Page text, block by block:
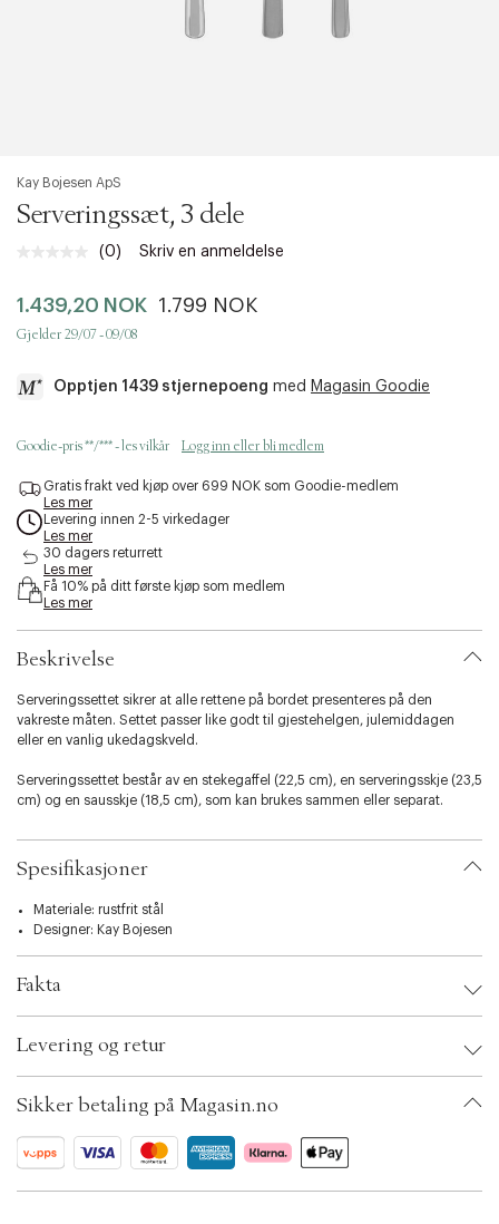
Kay Bojesen ApS
Serveringssæt, 3 dele
Ingen
Samme
sidelenke.
(0) Skriv en anmeldelse
1.439,20 NOK 1.799 NOK
Gjelder 29/07 - 09/08
Opptjen 1439 stjernepoeng med Magasin Goodie
c
e
s
s
b
i
i
t
.
v
a
i
a
i
n
s
e
l
e
t
i
n
Goodie-pris **/*** - les vilkår Logg inn eller bli medlem
Gratis frakt ved kjøp over 699 NOK som Goodie-medlem
Les mer
Levering innen 2-5 virkedager
Les mer
30 dagers returrett
Les mer
Få 10% på ditt første kjøp som medlem
Les mer
Beskrivelse
Serveringssettet sikrer at alle rettene på bordet presenteres på den
vakreste måten. Settet passer like godt til gjestehelgen, julemiddagen
eller en vanlig ukedagskveld.
Serveringssettet består av en stekegaffel (22,5 cm), en serveringsskje (23,5
cm) og en sausskje (18,5 cm), som kan brukes sammen eller separat.
Kay Bojesen Grand Prix-bestikk vant førstepremien i World's Triennale di
Milano i 1951. Som funksjonær hadde Kay Bojesen en visjon om å skape en
rekke praktiske og estetiske verktøy, formet uten unødvendige detaljer,
men bare de nødvendige formene for perfekt funksjonalitet.
Spesifikasjoner
Materiale: rustfrit stål
Designer: Kay Bojesen
Fakta
EAN: 5711168011139
ID: BKRR07-0008
Levering og retur
Sikker betaling på Magasin.no